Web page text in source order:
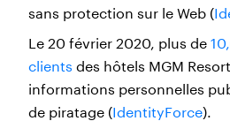
sans protection sur le Web (
Le 20 février 2020, plus de
clients des hôtels MGM
informations personnelles
de piratage (IdentityForce).